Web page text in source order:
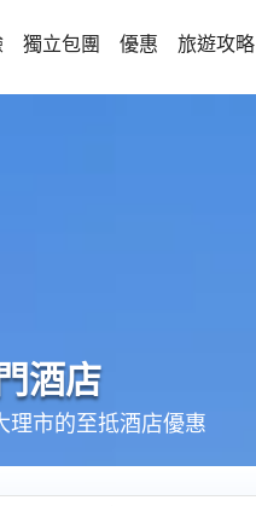
獨立包團 優惠 旅遊攻略
酒店
理市的至抵酒店優惠